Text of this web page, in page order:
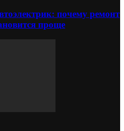
почему ремонт
проще